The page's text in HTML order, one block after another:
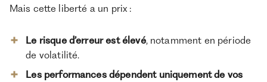
Mais cette liberté a un prix :
Le risque d’erreur est élevé, notamment en période
de volatilité.
Les performances dépendent uniquement de vos